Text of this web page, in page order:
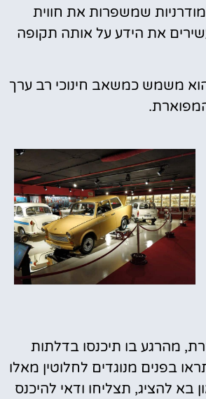
שמשפרות את חווית
את הידע על אותה תקופה
משמש כמשאב חינוכי רב ערך
מהרגע בו תיכנסו בדלתות
בפנים מנוגדים לחלוטין מאלו
להציג, תצליחו ודאי להיכנס